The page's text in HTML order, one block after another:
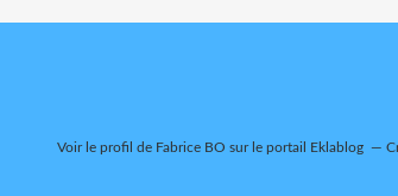
Voir le profil de Fabrice BO sur le portail Eklablog